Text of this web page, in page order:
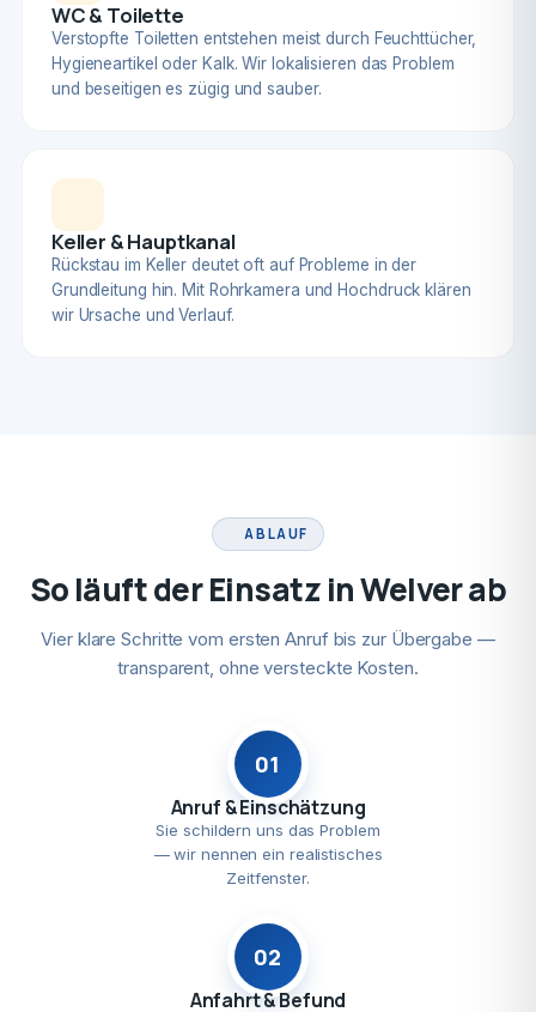
WC & Toilette
Verstopfte Toiletten entstehen meist durch Feuchttücher,
Hygieneartikel oder Kalk. Wir lokalisieren das Problem
und beseitigen es zügig und sauber.
Keller & Hauptkanal
Rückstau im Keller deutet oft auf Probleme in der
Grundleitung hin. Mit Rohrkamera und Hochdruck klären
wir Ursache und Verlauf.
ABLAUF
So läuft der Einsatz in Welver ab
Vier klare Schritte vom ersten Anruf bis zur Übergabe —
transparent, ohne versteckte Kosten.
01
Anruf & Einschätzung
Sie schildern uns das Problem
— wir nennen ein realistisches
Zeitfenster.
02
Anfahrt & Befund